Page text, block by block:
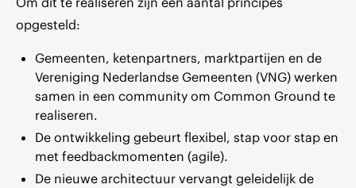
opgesteld:
Gemeenten, ketenpartners, marktpartijen en de
Vereniging Nederlandse Gemeenten (VNG) werken
samen in een community om Common Ground te
realiseren.
De ontwikkeling gebeurt flexibel, stap voor stap en
met feedbackmomenten (agile).
De nieuwe architectuur vervangt geleidelijk de